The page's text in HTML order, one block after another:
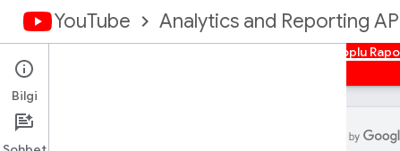
YouTube Analytics and Reporting
Toplu
Bilgi